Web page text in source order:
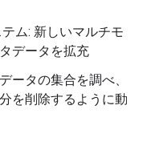
ム: 新しいマルチモ
データを拡充
ータの集合を調べ、
を削除するように動